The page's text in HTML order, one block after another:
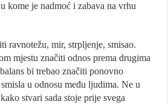
kome je nadmoć i zabava na vrhu
ravnotežu, mir, strpljenje, smisao.
mjestu značiti odnos prema drugima
bi trebao značiti ponovno
u odnosu među ljudima. Ne u
stvari sada stoje prije svega